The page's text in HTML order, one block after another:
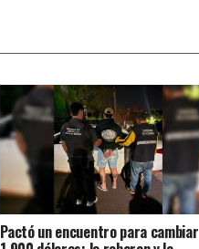
Pactó un encuentro para cambiar